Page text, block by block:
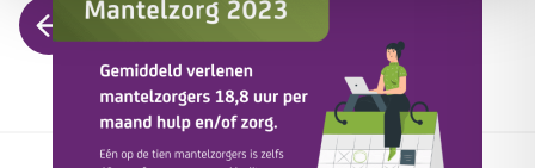
Terug naar overzicht